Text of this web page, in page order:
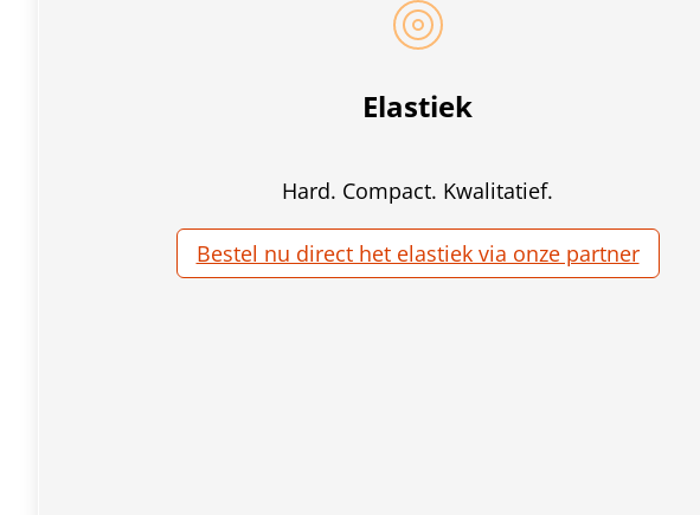
Elastiek
Hard. Compact. Kwalitatief.
Bestel nu direct het elastiek via onze partner